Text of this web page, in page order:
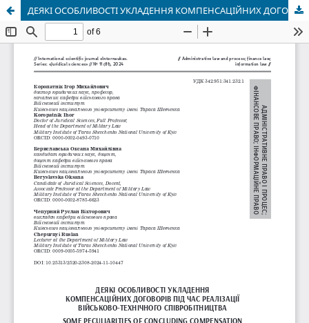
ДЕЯКІ ОСОБЛИВОСТІ УКЛАДЕННЯ КОМПЕНСАЦІЙНИХ ДОГОВОРІВ ПІД ЧАС РЕАЛІЗАЦІЇ ВІЙСЬКОВО-ТЕХНІЧНОГО СПІВРОБІТНИЦТВА